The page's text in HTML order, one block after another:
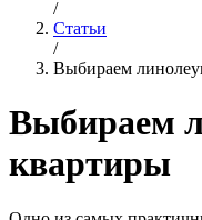
/
Статьи
/
Выбираем
Выбираем
квартиры